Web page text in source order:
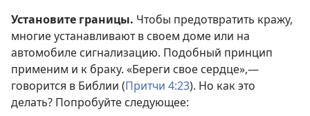
Установите границы. Чтобы предотвратить кражу,
многие устанавливают в своем доме или на
автомобиле сигнализацию. Подобный принцип
применим и к браку. «Береги свое сердце»,—
говорится в Библии (Притчи 4:23). Но как это
делать? Попробуйте следующее: